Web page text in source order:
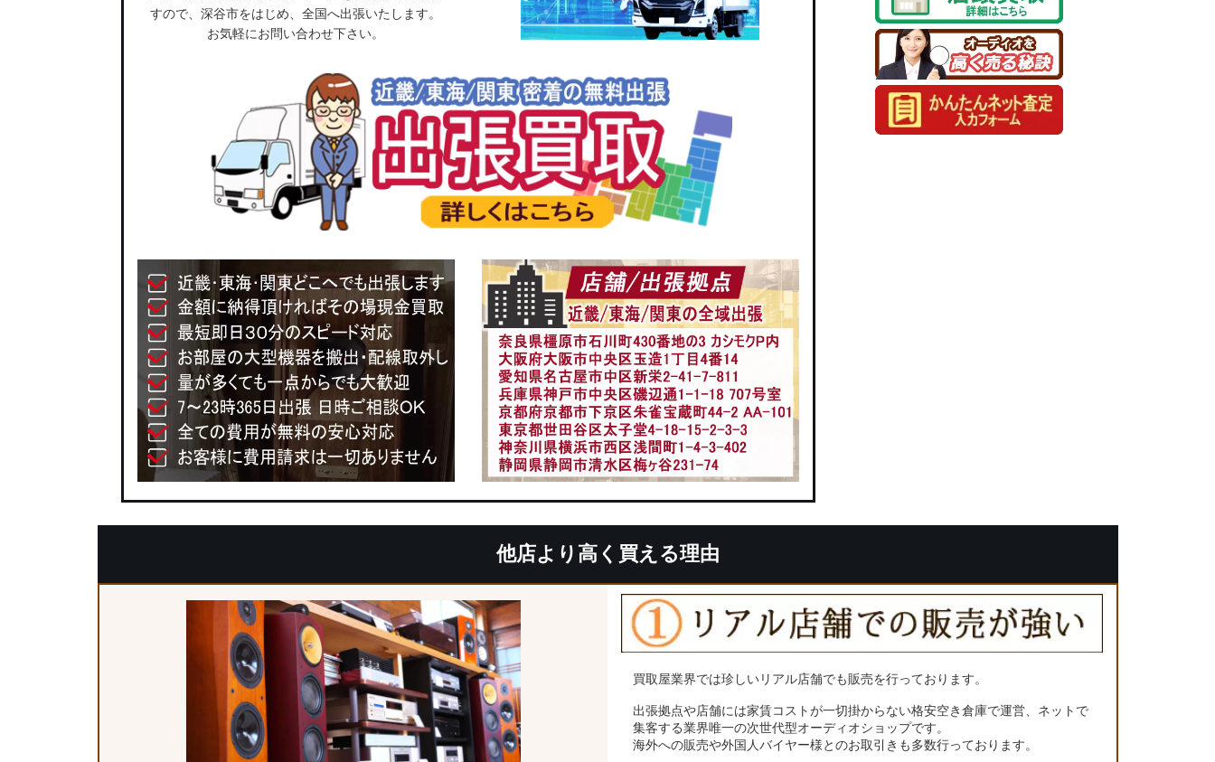
すので、深谷市をはじめ、全国へ出張いたします。
お気軽にお問い合わせ下さい。
他店より高く買える理由
買取屋業界では珍しいリアル店舗でも販売を行っております。
出張拠点や店舗には家賃コストが一切掛からない格安空き倉庫で運営、ネットで
集客する業界唯一の次世代型オーディオショップです。
海外への販売や外国人バイヤー様とのお取引きも多数行っております。